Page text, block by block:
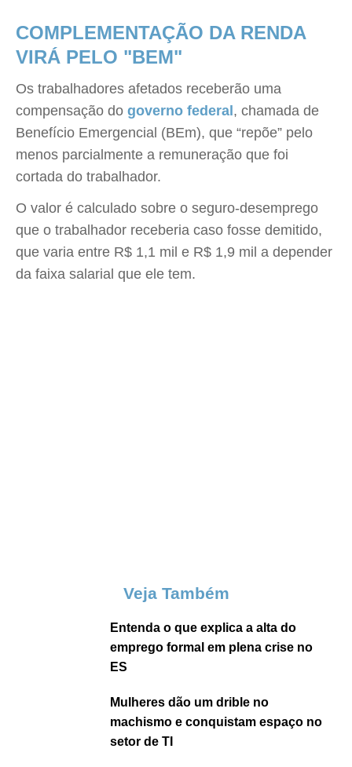
COMPLEMENTAÇÃO DA RENDA
VIRÁ PELO "BEM"
Os trabalhadores afetados receberão uma
compensação do governo federal , chamada de
Benefício Emergencial (BEm), que “repõe” pelo
menos parcialmente a remuneração que foi
cortada do trabalhador.
O valor é calculado sobre o seguro-desemprego
que o trabalhador receberia caso fosse demitido,
que varia entre R$ 1,1 mil e R$ 1,9 mil a depender
da faixa salarial que ele tem.
Veja Também
Entenda o que explica a alta do
emprego formal em plena crise no
ES
Mulheres dão um drible no
machismo e conquistam espaço no
setor de TI